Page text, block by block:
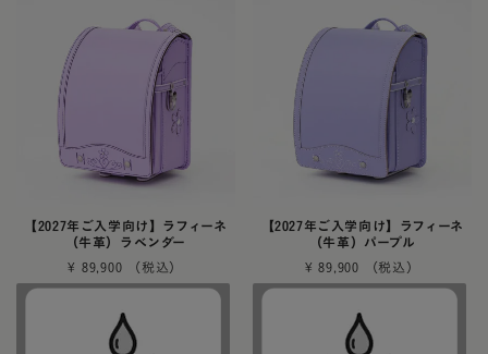
【2027年ご入学向け】ラフィーネ
（牛革）ラベンダー
¥ 89,900
【2027年ご入学向け】ラフィーネ
（牛革）パープル
¥ 89,900